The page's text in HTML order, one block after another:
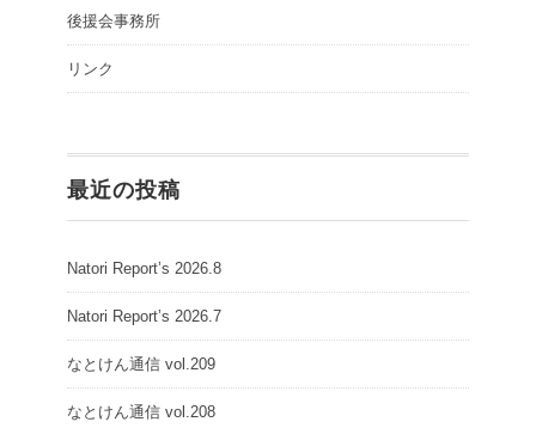
後援会事務所
リンク
最近の投稿
Natori Report’s 2026.8
Natori Report’s 2026.7
なとけん通信 vol.209
なとけん通信 vol.208